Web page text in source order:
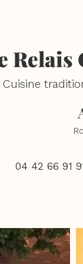
Relais
Cuisine
04 42 66 91